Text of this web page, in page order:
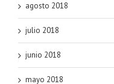
agosto 2018
julio 2018
junio 2018
mayo 2018